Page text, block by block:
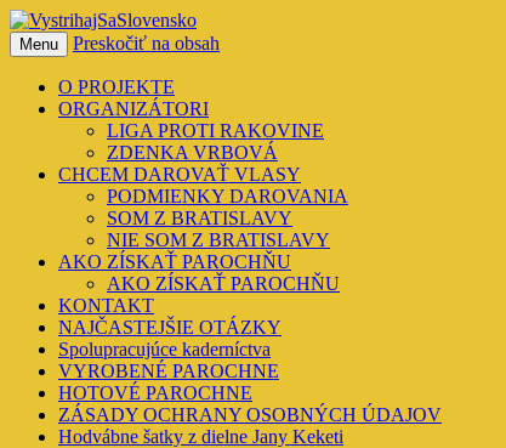
VystrihajSaSlovensko
Menu Preskočiť na obsah
O PROJEKTE
ORGANIZÁTORI
LIGA PROTI RAKOVINE
ZDENKA VRBOVÁ
CHCEM DAROVAŤ VLASY
PODMIENKY DAROVANIA
SOM Z BRATISLAVY
NIE SOM Z BRATISLAVY
AKO ZÍSKAŤ PAROCHŇU
AKO ZÍSKAŤ PAROCHŇU
KONTAKT
NAJČASTEJŠIE OTÁZKY
Spolupracujúce kaderníctva
VYROBENÉ PAROCHNE
HOTOVÉ PAROCHNE
ZÁSADY OCHRANY OSOBNÝCH ÚDAJOV
Hodvábne šatky z dielne Jany Keketi